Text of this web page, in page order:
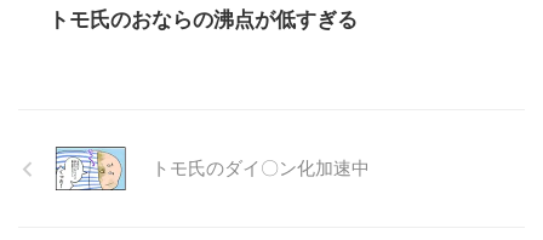
トモ氏のおならの沸点が低すぎる
トモ氏のダイ〇ン化加速中